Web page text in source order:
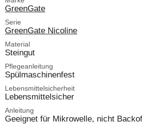
GreenGate
Serie
GreenGate Nicoline
Material
Steingut
Pflegeanleitung
Spülmaschinenfest
Lebensmittelsicherheit
Lebensmittelsicher
Anleitung
Geeignet für Mikrowelle, nicht